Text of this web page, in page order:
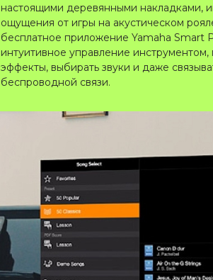
настоящими деревянными накладками,
ощущения от игры на акустическом
бесплатное приложение Yamaha Smart
интуитивное управление инструментом,
эффекты, выбирать звуки и даже
беспроводной связи.